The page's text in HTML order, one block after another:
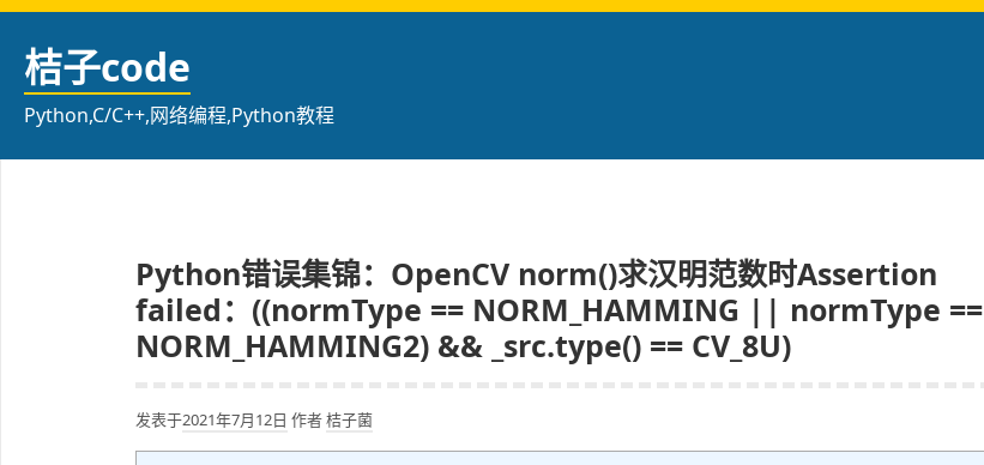
跳
桔子code
Python,C/C++,网络编程,Python教程
Python错误集锦：OpenCV norm()求汉明范数时Assertion
failed：((normType == NORM_HAMMING || normType ==
NORM_HAMMING2) && _src.type() == CV_8U)
发表于2021年7月12日 作者桔子菌